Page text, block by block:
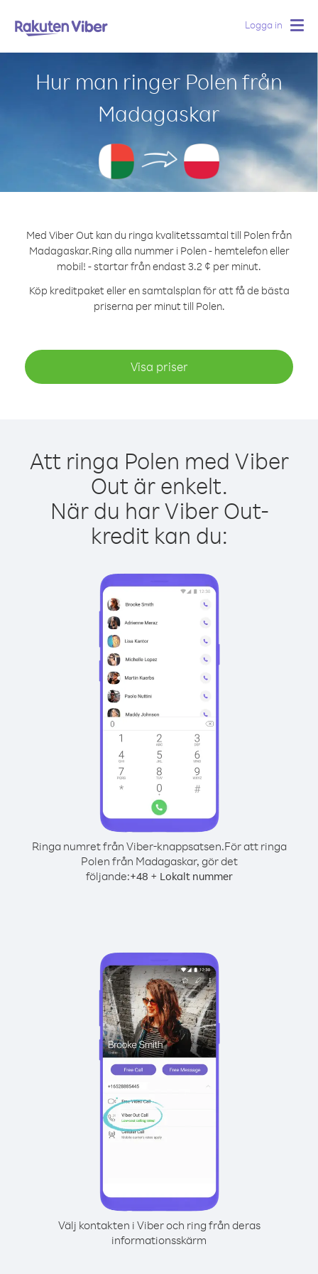
Logga in
Hur man ringer Polen från
Madagaskar
Med Viber Out kan du ringa kvalitetssamtal till Polen från
Madagaskar.Ring alla nummer i Polen - hemtelefon eller
mobil! - startar från endast 3.2 ¢ per minut.
Köp kreditpaket eller en samtalsplan för att få de bästa
priserna per minut till Polen.
Visa priser
Att ringa Polen med Viber
Out är enkelt.
När du har Viber Out-
kredit kan du:
Ringa numret från Viber-knappsatsen.För att ringa
Polen från Madagaskar, gör det
följande:+48 + Lokalt nummer
Välj kontakten i Viber och ring från deras
informationsskärm